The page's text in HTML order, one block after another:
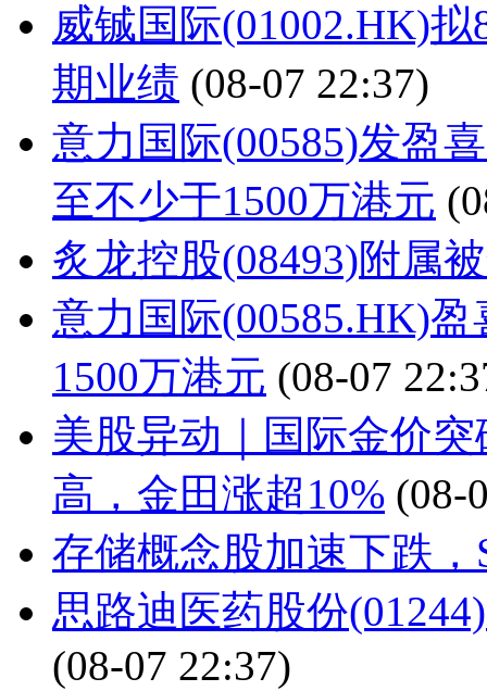
威铖国际(01002.HK)
期业绩 (08-07 22:37)
意力国际(00585)发盈
至不少于1500万港元
炙龙控股(08493)附属
意力国际(00585.HK)
1500万港元 (08-07
美股异动｜国际金价
高，金田涨超10% (08-
存储概念股加速下跌
思路迪医药股份
(08-07 22:37)